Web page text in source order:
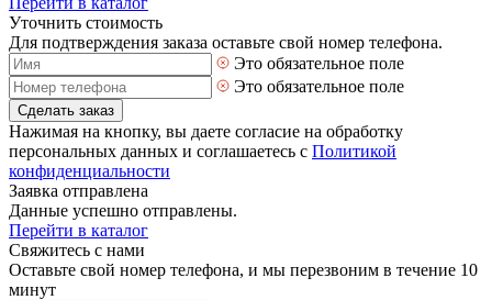
Уточнить стоимость
Для подтверждения заказа оставьте свой номер телефона.
Это обязательное поле
Это обязательное поле
Сделать заказ
Нажимая на кнопку, вы даете согласие на обработку
персональных данных и соглашаетесь с Политикой
конфиденциальности
Заявка отправлена
Данные успешно отправлены.
Перейти в каталог
Свяжитесь с нами
Оставьте свой номер телефона, и мы перезвоним в течение 10
минут